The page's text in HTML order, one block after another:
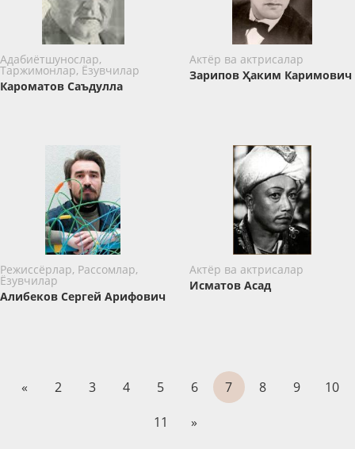
Адабиётшунослар,
Таржимонлар, Ёзувчилар
Кароматов Саъдулла
Актёр ва актрисалар
Зарипов Ҳаким Каримович
Режиссёрлар, Рассомлар,
Ёзувчилар
Алибеков Сергей Арифович
Актёр ва актрисалар
Исматов Асад
« 2 3 4 5 6 7 8 9
10
11
»